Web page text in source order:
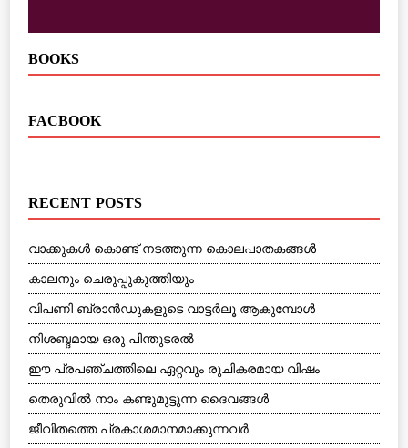
BOOKS
FACBOOK
RECENT POSTS
വാക്കുകള്‍ കൊണ്ട് നടത്തുന്ന കൊലപാതകങ്ങള്‍
കാലനും ചെരുപ്പുകുത്തിയും
വിപണി ബ്രാന്‍ഡുകളുടെ വാട്ടര്‍ലൂ ആകുമ്പോള്‍
നിശബ്ദമായ ഒരു പിന്തുടരല്‍
ഈ പ്രപഞ്ചത്തിലെ ഏറ്റവും രുചികരമായ വിഷം
തെരുവില്‍ നാം കണ്ടുമുട്ടുന്ന ദൈവങ്ങള്‍
ജീവിതത്തെ പ്രകാശമാനമാക്കുന്നവര്‍